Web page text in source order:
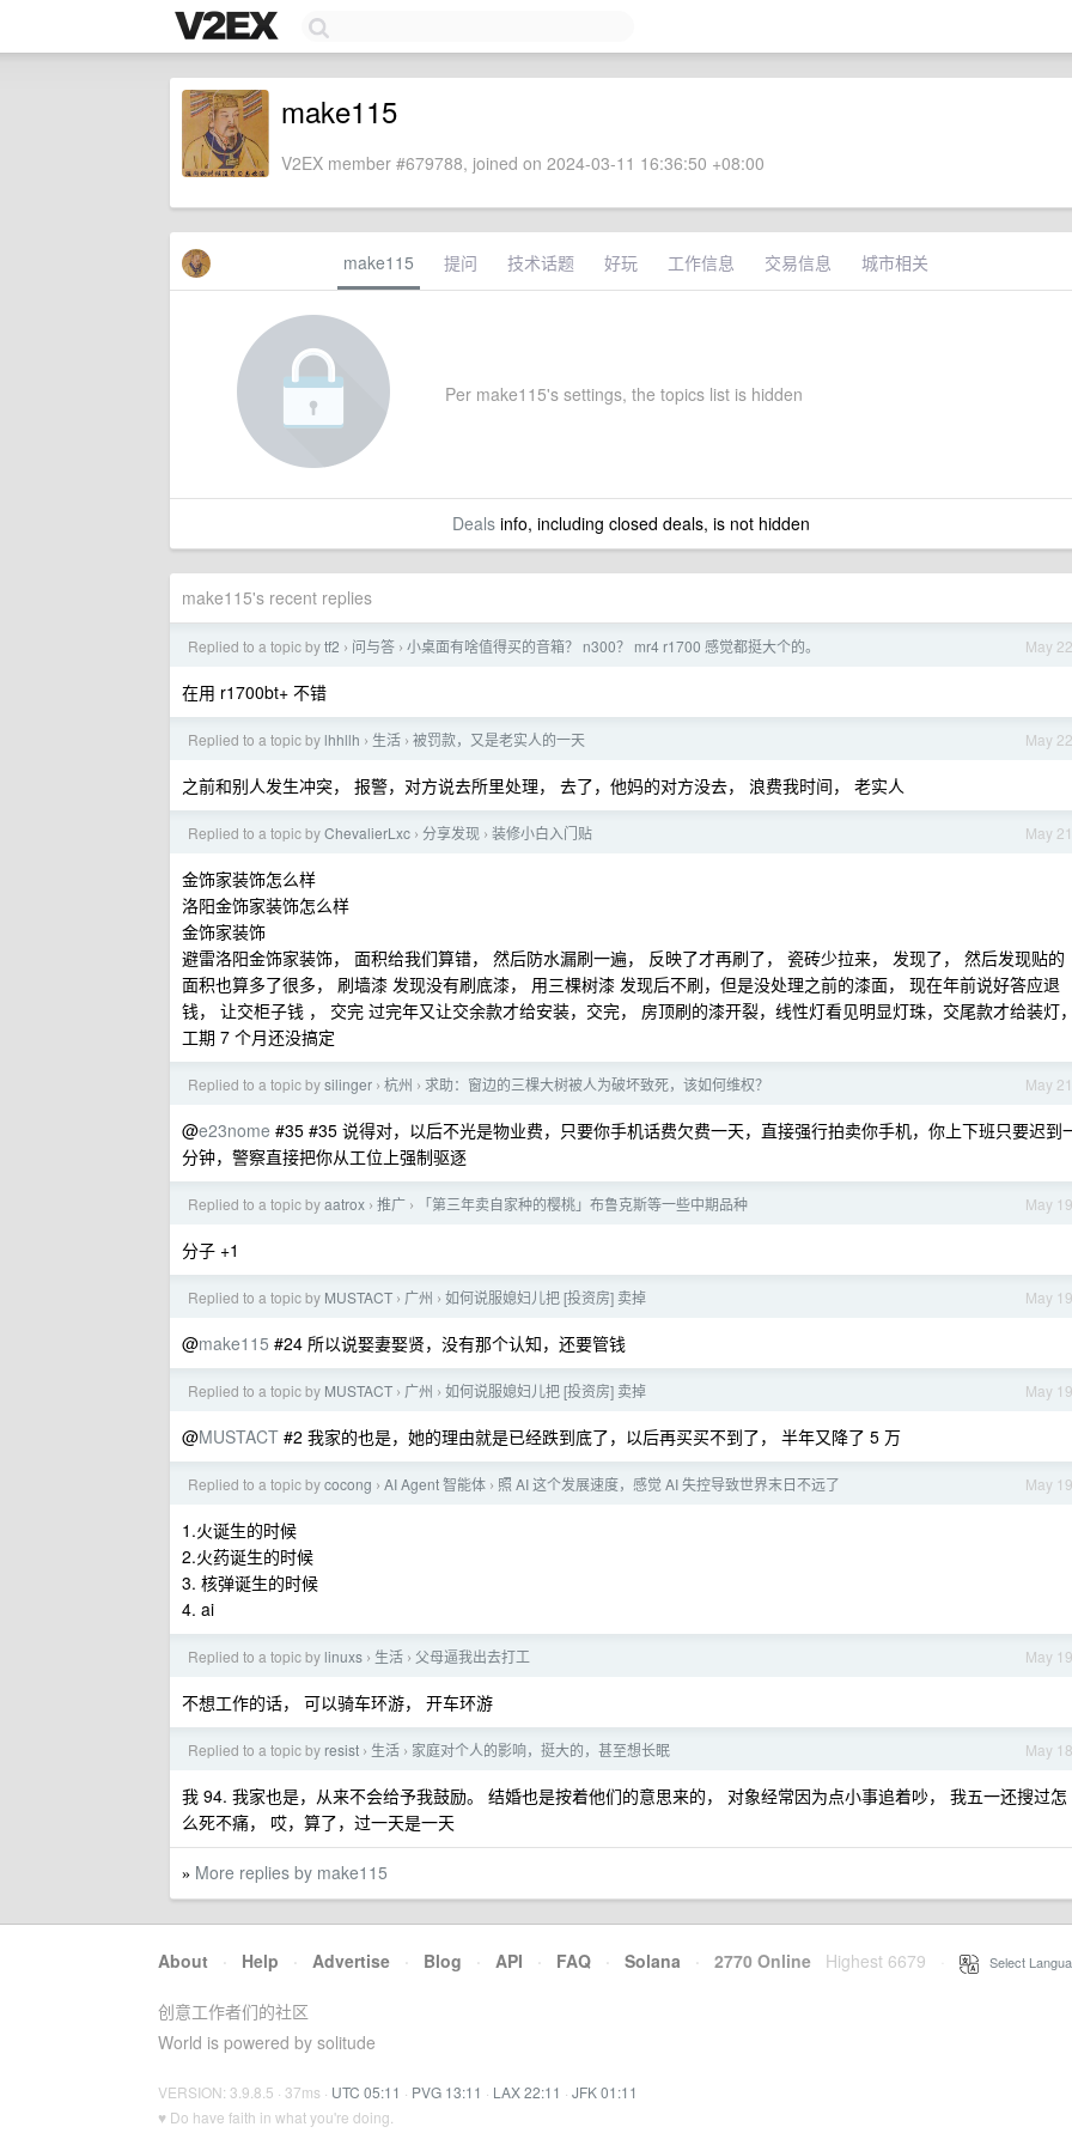
make115
V2EX member #679788, joined on 2024-03-11 16:36:50 +08:00
make115 提问 技术话题 好玩 工作信息 交易信息 城市相关
Per make115's settings, the topics list is hidden
Dealsinfo, including closed deals, is not hidden
make115's recent replies
May 22
Replied to a topic bytf2 › 问与答 › 小桌面有啥值得买的音箱？ n300？ mr4 r1700 感觉都挺大个的。
在用 r1700bt+ 不错
May 22
Replied to a topic by lhhllh › 生活 › 被罚款，又是老实人的一天
之前和别人发生冲突， 报警，对方说去所里处理， 去了，他妈的对方没去， 浪费我时间， 老实人
May 21
Replied to a topic byChevalierLxc › 分享发现 › 装修小白入门贴
金饰家装饰怎么样
洛阳金饰家装饰怎么样
金饰家装饰
避雷洛阳金饰家装饰， 面积给我们算错， 然后防水漏刷一遍， 反映了才再刷了， 瓷砖少拉来， 发现了， 然后发现贴的
面积也算多了很多， 刷墙漆 发现没有刷底漆， 用三棵树漆 发现后不刷，但是没处理之前的漆面， 现在年前说好答应退
钱， 让交柜子钱 ， 交完 过完年又让交余款才给安装，交完， 房顶刷的漆开裂，线性灯看见明显灯珠，交尾款才给装灯，
工期 7 个月还没搞定
May 21
Replied to a topic bysilinger › 杭州 › 求助：窗边的三棵大树被人为破坏致死，该如何维权？
@e23nome #35 #35 说得对，以后不光是物业费，只要你手机话费欠费一天，直接强行拍卖你手机，你上下班只要迟到
分钟，警察直接把你从工位上强制驱逐
May 19
Replied to a topic byaatrox › 推广 › 「第三年卖自家种的樱桃」布鲁克斯等一些中期品种
分子 +1
May 19
Replied to a topic by MUSTACT › 广州 › 如何说服媳妇儿把 [投资房] 卖掉
@make115 #24 所以说娶妻娶贤，没有那个认知，还要管钱
May 19
Replied to a topic by MUSTACT › 广州 › 如何说服媳妇儿把 [投资房] 卖掉
@MUSTACT #2 我家的也是，她的理由就是已经跌到底了，以后再买买不到了， 半年又降了 5 万
May 19
Replied to a topic bycocong › AI Agent 智能体 › 照 AI 这个发展速度，感觉 AI 失控导致世界末日不远了
1.火诞生的时候
2.火药诞生的时候
3. 核弹诞生的时候
4. ai
May 19
Replied to a topic by linuxs › 生活 › 父母逼我出去打工
不想工作的话， 可以骑车环游， 开车环游
May 18
Replied to a topic by resist › 生活 › 家庭对个人的影响，挺大的，甚至想长眠
我 94. 我家也是，从来不会给予我鼓励。 结婚也是按着他们的意思来的， 对象经常因为点小事追着吵， 我五一还搜过怎
么死不痛， 哎，算了，过一天是一天
» More replies by make115
About · Help · Advertise · Blog · API · FAQ · Solana · 2770 Online Highest 6679 Select
创意工作者们的社区
World is powered by solitude
VERSION: 3.9.8.5 · 37ms · UTC 05:11 · PVG 13:11 · LAX 22:11 · JFK 01:11
♥ Do have faith in what you're doing.